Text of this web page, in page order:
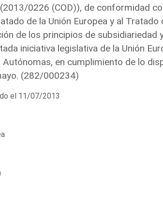
0226 (COD)), de conformidad
de la Unión Europea y al Tratado
de los principios de subsidiariedad
iniciativa legislativa de la Unión
en cumplimiento de lo
(282/000234)
el 11/07/2013